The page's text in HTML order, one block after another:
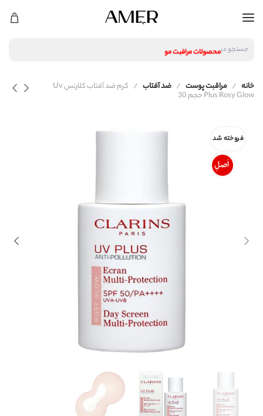
جستجو درمحصولات مراقبت مو
محصولات پوستی
محصولات مراقبت مو
خانه مراقبت پوست ضد آفتاب کرم ضد آفتاب کلارنس Uv
Plus Rosy Glow حجم 30
فروخته شد